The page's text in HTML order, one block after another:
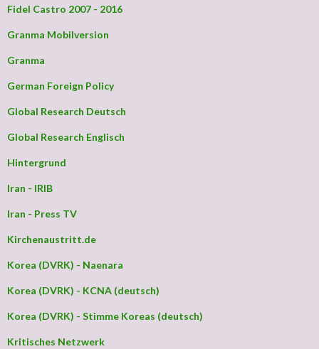
Fidel Castro 2007 - 2016
Granma Mobilversion
Granma
German Foreign Policy
Global Research Deutsch
Global Research Englisch
Hintergrund
Iran - IRIB
Iran - Press TV
Kirchenaustritt.de
Korea (DVRK) - Naenara
Korea (DVRK) - KCNA (deutsch)
Korea (DVRK) - Stimme Koreas (deutsch)
Kritisches Netzwerk